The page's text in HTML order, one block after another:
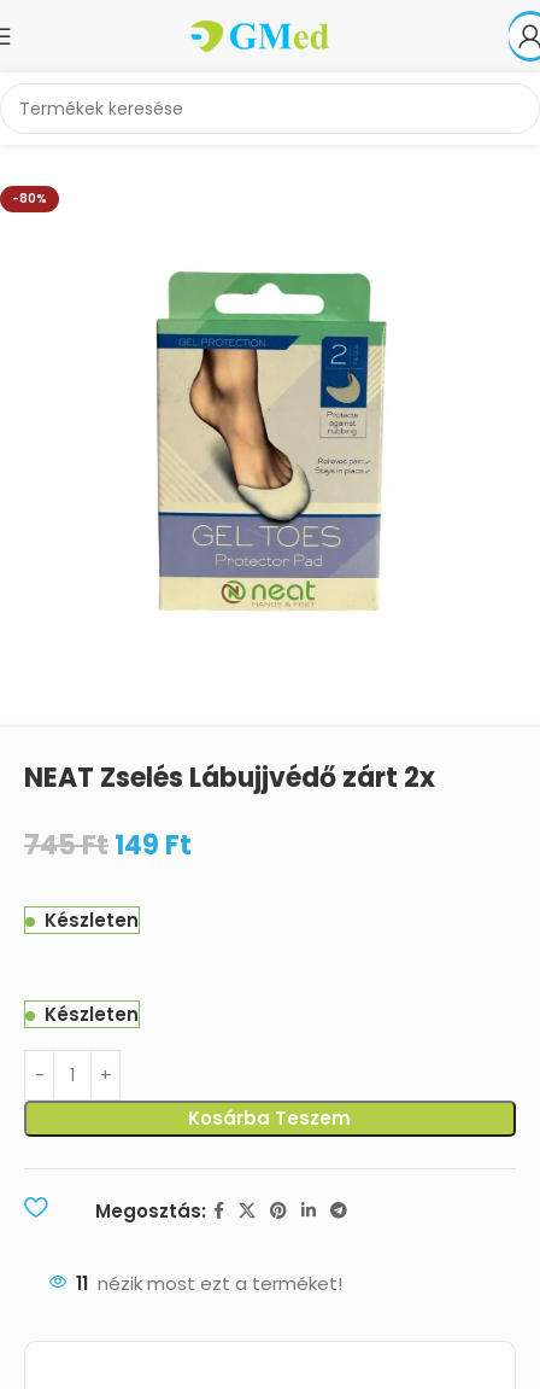
Kezdőlap Akciók
-80%
NEAT Zselés Lábujjvédő zárt 2x
745Ft149 Ft
Készleten
Készleten
Kosárba Teszem
Megosztás:
11 nézik most ezt a terméket!